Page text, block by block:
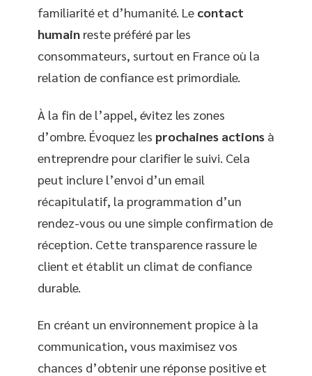
familiarité et d’humanité. Le contact
humain reste préféré par les
consommateurs, surtout en France où la
relation de confiance est primordiale.
À la fin de l’appel, évitez les zones
d’ombre. Évoquez les prochaines actions à
entreprendre pour clarifier le suivi. Cela
peut inclure l’envoi d’un email
récapitulatif, la programmation d’un
rendez-vous ou une simple confirmation de
réception. Cette transparence rassure le
client et établit un climat de confiance
durable.
En créant un environnement propice à la
communication, vous maximisez vos
chances d’obtenir une réponse positive et